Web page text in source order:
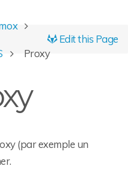
Edit this Page
Proxy
(par exemple un